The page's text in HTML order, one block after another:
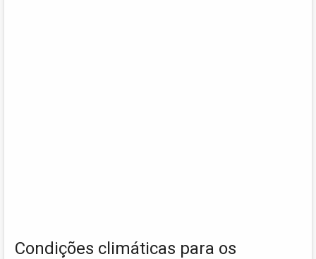
Condições climáticas para os